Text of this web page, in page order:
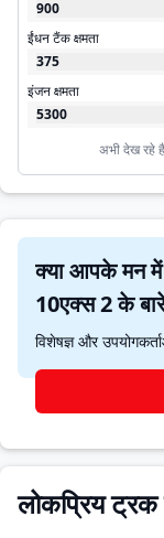
900
ईंधन टैंक क्षमता
375
इंजन क्षमता
5300
अभी देख रहे हैं
क्या आपके मन
10एक्स
विशेषज्ञ और
लोकप्रिय ट्रक